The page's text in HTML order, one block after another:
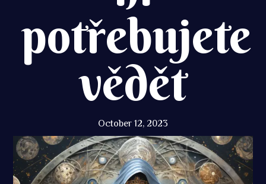
potřebujete
vědět
October 12, 2023